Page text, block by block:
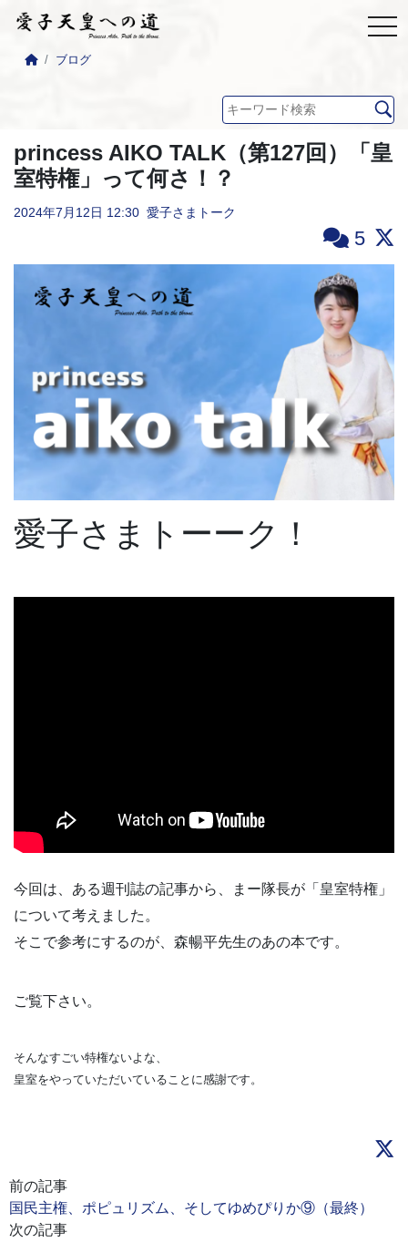
ブログ
princess AIKO TALK（第127回）「皇
室特権」って何さ！？
2024年7月12日 12:30 愛子さまトーク
5
愛子さまトーーク！
今回は、ある週刊誌の記事から、まー隊長が「皇室特権」
について考えました。
そこで参考にするのが、森暢平先生のあの本です。
ご覧下さい。
そんなすごい特権ないよな、
皇室をやっていただいていることに感謝です。
前の記事
国民主権、ポピュリズム、そしてゆめぴりか⑨（最終）
次の記事